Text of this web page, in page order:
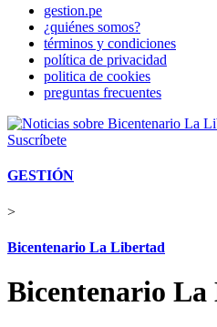
gestion.pe
¿quiénes somos?
términos y condiciones
política de privacidad
politica de cookies
preguntas frecuentes
Suscríbete
GESTIÓN
>
Bicentenario La Libertad
Bicentenario